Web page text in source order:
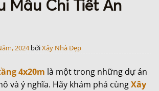
Mẫu Chi Tiết Ấn
2024 bởiXây Nhà Đẹp
4x20m là một trong những dự án
và ý nghĩa. Hãy khám phá cùngXây